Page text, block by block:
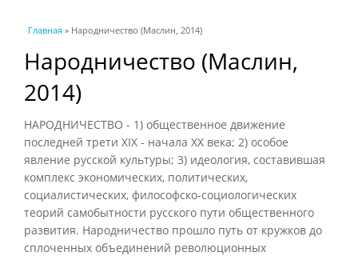
Вы здесь
Главная » Народничество (Маслин, 2014)
Народничество (Маслин,
2014)
НАРОДНИЧЕСТВО - 1) общественное движение
последней трети XIX - начала XX века; 2) особое
явление русской культуры; 3) идеология, составившая
комплекс экономических, политических,
социалистических, философско-социологических
теорий самобытности русского пути общественного
развития. Народничество прошло путь от кружков до
сплоченных объединений революционных